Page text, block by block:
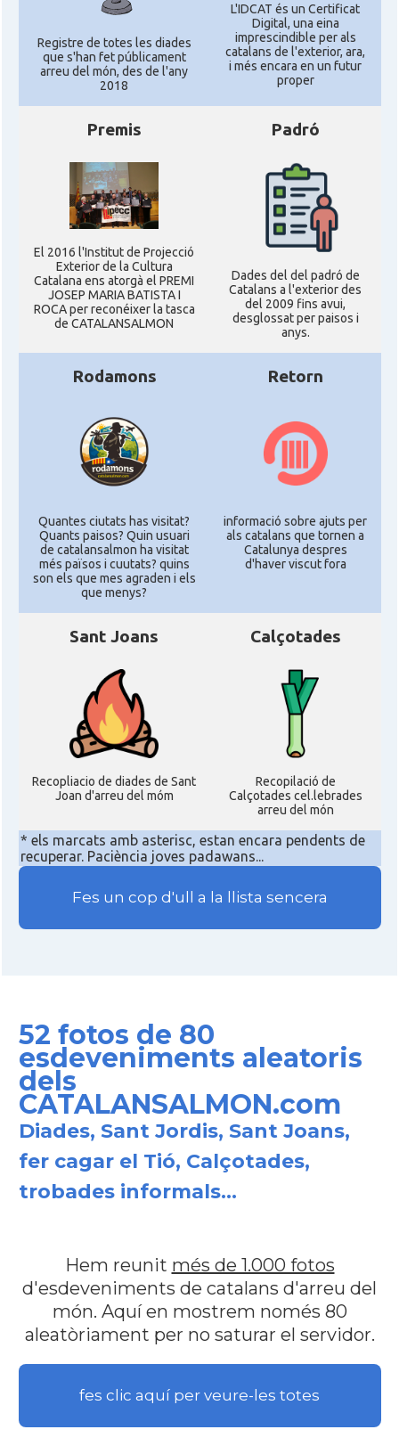
Registre de totes les diades
que s'han fet públicament
arreu del món, des de l'any
2018
L'IDCAT és un Certificat
Digital, una eina
imprescindible per als
catalans de l'exterior, ara,
i més encara en un futur
proper
Premis
El 2016 l'Institut de Projecció
Exterior de la Cultura
Catalana ens atorgà el PREMI
JOSEP MARIA BATISTA I
ROCA per reconéixer la tasca
de CATALANSALMON
Padró
Dades del del padró de
Catalans a l'exterior des
del 2009 fins avui,
desglossat per paisos i
anys.
Rodamons
Quantes ciutats has visitat?
Quants paisos? Quin usuari
de catalansalmon ha visitat
més països i cuutats? quins
son els que mes agraden i els
que menys?
Retorn
informació sobre ajuts per
als catalans que tornen a
Catalunya despres
d'haver viscut fora
Sant Joans
Recopliacio de diades de Sant
Joan d'arreu del móm
Calçotades
Recopilació de
Calçotades cel.lebrades
arreu del món
* els marcats amb asterisc, estan encara pendents de
recuperar. Paciència joves padawans...
Fes un cop d'ull a la llista sencera
52 fotos de 80
esdeveniments aleatoris
dels
CATALANSALMON.com
Diades, Sant Jordis, Sant Joans,
fer cagar el Tió, Calçotades,
trobades informals...
Hem reunit més de 1.000 fotos
d'esdeveniments de catalans d'arreu del
món. Aquí en mostrem només 80
aleatòriament per no saturar el servidor.
fes clic aquí per veure-les totes